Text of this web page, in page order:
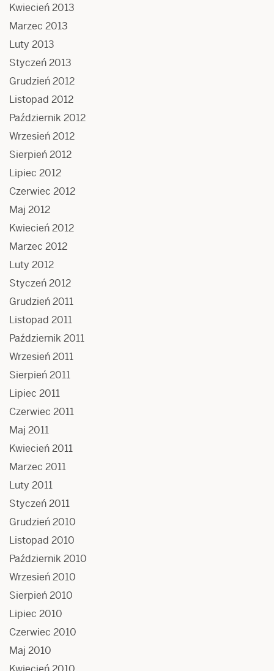
Kwiecień 2013
Marzec 2013
Luty 2013
Styczeń 2013
Grudzień 2012
Listopad 2012
Październik 2012
Wrzesień 2012
Sierpień 2012
Lipiec 2012
Czerwiec 2012
Maj 2012
Kwiecień 2012
Marzec 2012
Luty 2012
Styczeń 2012
Grudzień 2011
Listopad 2011
Październik 2011
Wrzesień 2011
Sierpień 2011
Lipiec 2011
Czerwiec 2011
Maj 2011
Kwiecień 2011
Marzec 2011
Luty 2011
Styczeń 2011
Grudzień 2010
Listopad 2010
Październik 2010
Wrzesień 2010
Sierpień 2010
Lipiec 2010
Czerwiec 2010
Maj 2010